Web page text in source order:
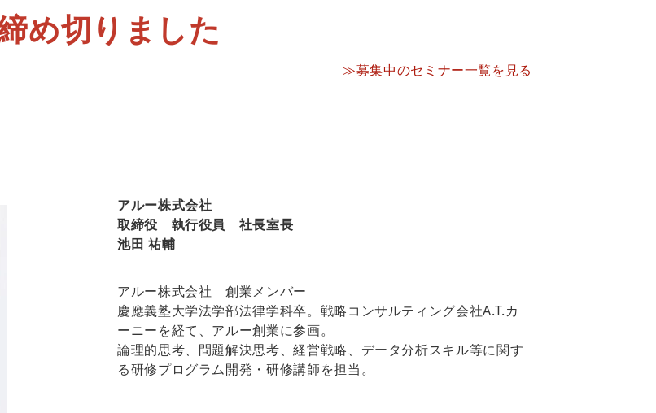
め切りました
≫募集中のセミナー一覧を見る
アルー株式会社
取締役 執行役員 社長室長
池田 祐輔
アルー株式会社 創業メンバー
慶應義塾大学法学部法律学科卒。戦略コンサルティング会社A.T.カ
ーニーを経て、アルー創業に参画。
論理的思考、問題解決思考、経営戦略、データ分析スキル等に関す
る研修プログラム開発・研修講師を担当。